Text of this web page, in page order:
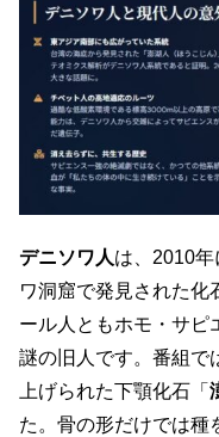
デニソワ人は、2010
ワ洞窟で発見された化
ール人ともホモ・サピ
謎の旧人です。番組で
上げられた下顎化石「
た。骨の形だけでは種